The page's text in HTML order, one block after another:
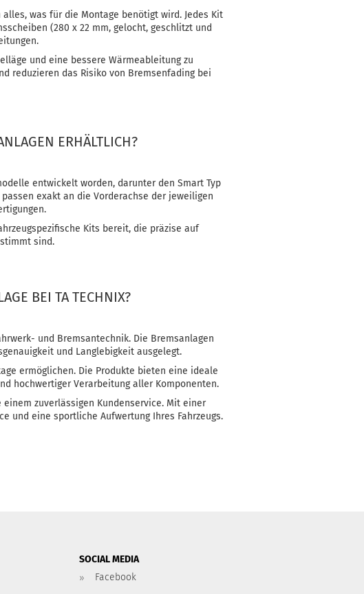
was für die Montage benötigt wird. Jedes Kit
(280 x 22 mm, gelocht, geschlitzt und
und eine bessere Wärmeableitung zu
reduzieren das Risiko von Bremsenfading bei
ERHÄLTLICH?
entwickelt worden, darunter den Smart Typ
exakt an die Vorderachse der jeweiligen
Kits bereit, die präzise auf
sind.
BEI TA TECHNIX?
und Bremsantechnik. Die Bremsanlagen
und Langlebigkeit ausgelegt.
ermöglichen. Die Produkte bieten eine ideale
hochwertiger Verarbeitung aller Komponenten.
zuverlässigen Kundenservice. Mit einer
und eine sportliche Aufwertung Ihres Fahrzeugs.
SOCIAL MEDIA
Facebook